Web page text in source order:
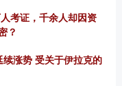
考证，千余人却因资
？
涨势 受关于伊拉克的